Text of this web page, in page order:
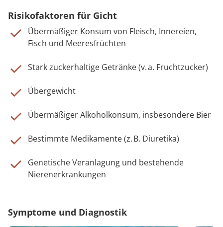
Risikofaktoren für Gicht
Übermäßiger Konsum von Fleisch, Innereien,
Fisch und Meeresfrüchten
Stark zuckerhaltige Getränke (v. a. Fruchtzucker)
Übergewicht
Übermäßiger Alkoholkonsum, insbesondere Bier
Bestimmte Medikamente (z. B. Diuretika)
Genetische Veranlagung und bestehende
Nierenerkrankungen
Symptome und Diagnostik